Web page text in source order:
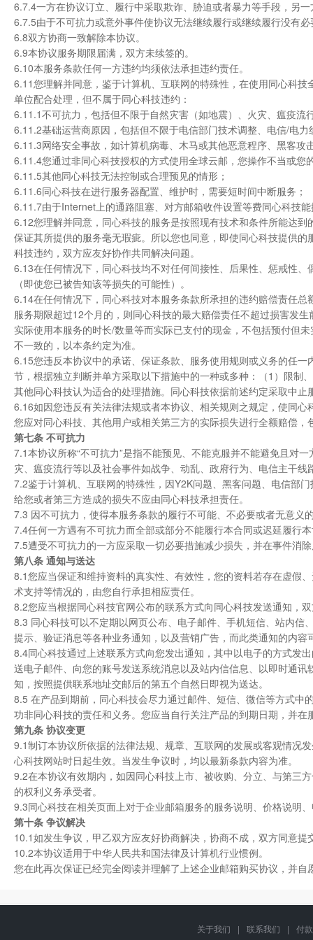
6.7.4一方在协议订立、履行中采取欺诈、胁迫或者暴力等手段，另
6.7.5由于不可抗力或意外事件使协议无法继续履行或继续履行没有
6.8双方协商一致解除本协议。
6.9本协议服务期限届满，双方未续签的。
6.10本服务条款任何一方违约均须依法承担违约责任。
6.11您理解并同意，鉴于计算机、互联网的特殊性，在使用同心科
单位配合处理，但不属于同心科技违约：
6.11.1不可抗力，包括但不限于自然灾害（如地震）、火灾、瘟疫
6.11.2基础运营商原因，包括但不限于电信部门技术调整、电信/电
6.11.3网络安全事故，如计算机病毒、木马或其他恶意程序、黑客攻
6.11.4您通过非同心科技授权的方式使用全球云邮，您操作不当或您
6.11.5其他同心科技无法控制或合理预见的情形；
6.11.6同心科技在进行服务器配置、维护时，需要短时间中断服务；
6.11.7由于Internet上的通路阻塞、对方邮箱收件设置等费同心科技
6.12您理解并同意，同心科技的服务是按照现有技术和条件所能达
保证其所提供的服务毫无瑕疵。所以您也同意，即使同心科技提供
科技违约，双方应友好协作共同解决问题。
6.13在任何情况下，同心科技均不对任何间接性、后果性、惩戒性
（即使您已被告知该等损失的可能性）。
6.14在任何情况下，同心科技对本服务条款所承担的违约赔偿责任
服务期限超过12个月的，则同心科技的最大赔偿责任不超过损害发
实际使用本服务的时长/数量等而实际已支付的现金，不包括预付但
不一致的，以本条约定为准。
6.15您违反本协议中的承诺、保证条款、服务使用规则或义务的任
节，根据独立判断并单方采取以下措施中的一种或多种：（1）限制
其他同心科技认为适合的处理措施。同心科技依据前述约定采取中
6.16如因您违反有关法律法规或者本协议、相关规则之规定，使同
您应对同心科技、其他用户或相关第三方的实际损失进行全额赔偿，
第七条 不可抗力
7.1本协议所称“不可抗力”是指不能预见、不能克服并不能避免且对
灾、瘟疫流行等以及社会事件如战争、动乱、政府行为、电信主干
7.2鉴于计算机、互联网的特殊性，因Y2K问题、黑客问题、电信部
给您或者第三方造成的损失不应由同心科技承担责任。
7.3 因不可抗力，使得本服务条款的履行不可能、不必要或者无意义
7.4任何一方遇有不可抗力而全部或部分不能履行本合同或迟延履行
7.5遭受不可抗力的一方应采取一切必要措施减少损失，并在事件消
第八条 通知与送达
8.1您应当保证和维持资料的真实性、有效性，您的资料若存在虚假
术支持等情况的，由您自行承担相应责任。
8.2您应当根据同心科技官网公布的联系方式向同心科技发送通知，
8.3 同心科技可以不定期以网页公布、电子邮件、手机短信、站内
提示、验证消息等各种业务通知，以及营销广告，而此类通知的内
8.4同心科技通过上述联系方式向您发出通知，其中以电子的方式发
送电子邮件、向您的账号发送系统消息以及站内信信息、以即时通
知，按照提供联系地址交邮后的第五个自然日即视为送达。
8.5 在产品到期前，同心科技会尽力通过邮件、短信、微信等方式
功非同心科技的责任和义务。您应当自行关注产品的到期日期，并在
第九条 协议变更
9.1制订本协议所依据的法律法规、规章、互联网的发展或客观情况
心科技网站时日起生效。当发生争议时，均以最新条款内容为准。
9.2在本协议有效期内，如因同心科技上市、被收购、分立、与第三
的权利义务承受者。
9.3同心科技在相关页面上对于企业邮箱服务的服务说明、价格说明
第十条 争议解决
10.1如发生争议，甲乙双方应友好协商解决，协商不成，双方同意
10.2本协议适用于中华人民共和国法律及计算机行业惯例。
您在此再次保证已经完全阅读并理解了上述企业邮箱购买协议，并
关于我们 | 联系我们 |
付